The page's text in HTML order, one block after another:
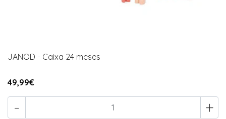
JANOD - Caixa 24 meses
49,99€
- +